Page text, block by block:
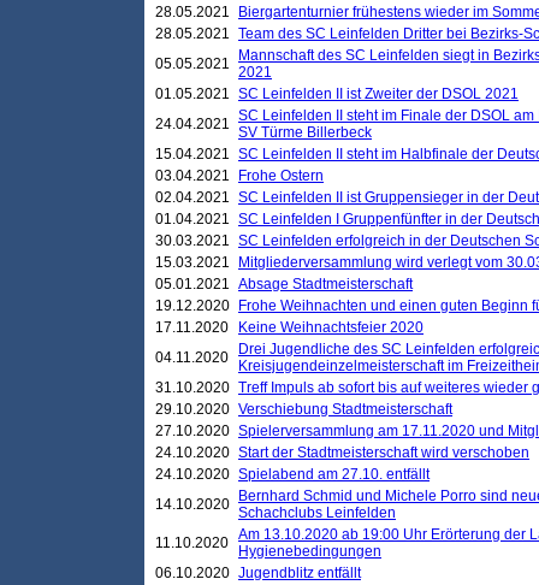
28.05.2021
Biergartenturnier frühestens wieder im
28.05.2021 Team des SC Leinfelden Dritter bei Bezirks-
05.05.2021
Mannschaft des SC Leinfelden siegt in
2021
01.05.2021 SC Leinfelden II ist Zweiter der DSOL 2021
24.04.2021 SC Leinfelden II steht im Finale der DSOL
SV Türme Billerbeck
15.04.2021 SC Leinfelden II steht im Halbfinale der
03.04.2021
Frohe Ostern
02.04.2021 SC Leinfelden II ist Gruppensieger in der
01.04.2021 SC Leinfelden I Gruppenfünfter in der
30.03.2021 SC Leinfelden erfolgreich in der Deutschen
15.03.2021
Mitgliederversammlung wird verlegt vom
05.01.2021 Absage Stadtmeisterschaft
19.12.2020
Frohe Weihnachten und einen guten Beginn
17.11.2020
Keine Weihnachtsfeier 2020
04.11.2020
Drei Jugendliche des SC Leinfelden
Kreisjugendeinzelmeisterschaft im
31.10.2020 Treff Impuls ab sofort bis auf weiteres wieder
29.10.2020 Verschiebung Stadtmeisterschaft
27.10.2020 Spielerversammlung am 17.11.2020 und
24.10.2020 Start der Stadtmeisterschaft wird verschoben
24.10.2020 Spielabend am 27.10. entfällt
14.10.2020
Bernhard Schmid und Michele Porro sind
Schachclubs Leinfelden
11.10.2020 Am 13.10.2020 ab 19:00 Uhr Erörterung der
Hygienebedingungen
06.10.2020 Jugendblitz entfällt